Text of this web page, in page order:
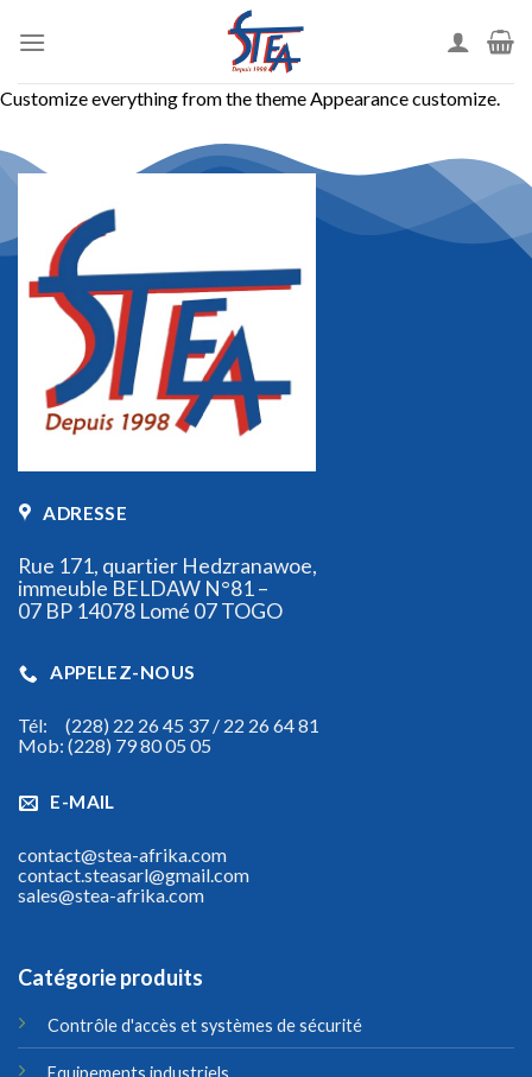
Customize everything from the theme Appearance customize.
ADRESSE
Rue 171, quartier Hedzranawoe,
immeuble BELDAW N°81 –
07 BP 14078 Lomé 07 TOGO
APPELEZ-NOUS
Tél: (228) 22 26 45 37 / 22 26 64 81
Mob: (228) 79 80 05 05
E-MAIL
contact@stea-afrika.com
contact.steasarl@gmail.com
sales@stea-afrika.com
Catégorie produits
Contrôle d'accès et systèmes de sécurité
Equipements industriels